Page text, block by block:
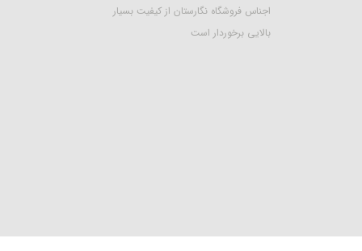
اجناس فروشگاه نگارستان از کیفیت بسیار
بالایی برخوردار است